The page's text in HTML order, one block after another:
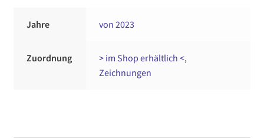
Jahre von 2023
Zuordnung > im Shop erhältlich <,
Zeichnungen